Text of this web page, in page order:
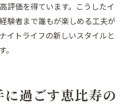
評価を得ています。こうしたイ
験者まで誰もが楽しめる工夫が
イトライフの新しいスタイルと
に過ごす恵比寿の